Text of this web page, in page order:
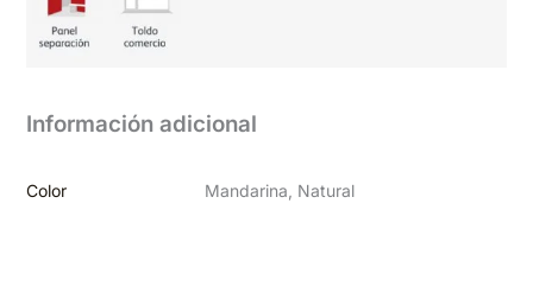
Información adicional
Color Mandarina, Natural